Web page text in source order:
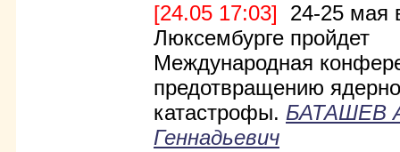
[24.05 17:03] 24-25 мая
Люксембурге пройдет
Международная
предотвращению
катастрофы. БАТАШЕВ
Геннадьевич